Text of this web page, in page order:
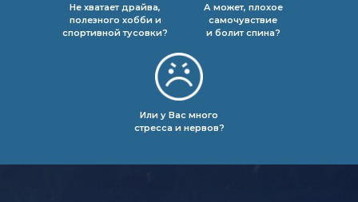
Не хватает драйва,
полезного хобби и
спортивной тусовки?
А может, плохое
самочувствие
и болит спина?
Или у Вас много
стресса и нервов?